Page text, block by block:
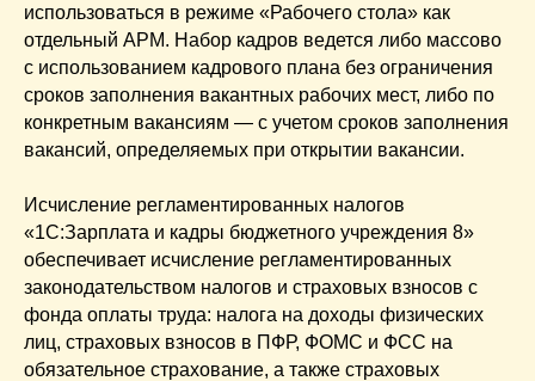
использоваться в режиме «Рабочего стола» как
отдельный АРМ. Набор кадров ведется либо массово
с использованием кадрового плана без ограничения
сроков заполнения вакантных рабочих мест, либо по
конкретным вакансиям — с учетом сроков заполнения
вакансий, определяемых при открытии вакансии.
Исчисление регламентированных налогов
«1С:Зарплата и кадры бюджетного учреждения 8»
обеспечивает исчисление регламентированных
законодательством налогов и страховых взносов с
фонда оплаты труда: налога на доходы физических
лиц, страховых взносов в ПФР, ФОМС и ФСС на
обязательное страхование, а также страховых